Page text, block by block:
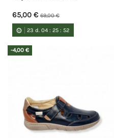
65,00 €69,00 €
23 d. 04 :25 :51
-4,00 €